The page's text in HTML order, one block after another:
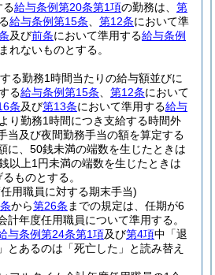
る給与条例第20条第1項の勤務は、 第
給与条例第15条 第12条において準
及び前条において準用する給与条例
れないものとする。
る勤務1時間当たりの給与額並びに
る給与条例第15条 第12条において
条及び第13条において準用する給与
り勤務1時間につき支給する時間外
当及び夜間勤務手当の額を算定する
に、50銭未満の端数を生じたときは
以上1円未満の端数を生じたときは
ものとする。
用職員に対する期末手当)
から第26条 までの規定は、任期が6
計年度任用職員について準用する。
与条例第24条第1項及び第4項中「退
とあるのは「死亡した」と読み替え